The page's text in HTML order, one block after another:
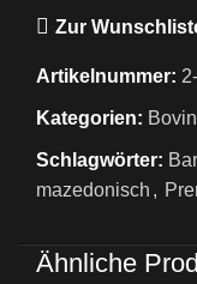
Zur
Artikelnummer:
Kategorien:
Schlagwörter:
mazedonisch ,
Ähnliche